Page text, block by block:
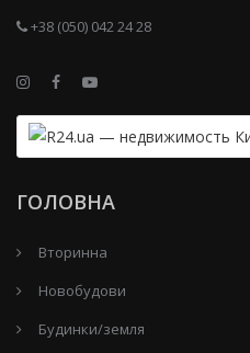
+38 (050) 042 24 28
ГОЛОВНА
Вторинна
Новобудови
Будинки/земля